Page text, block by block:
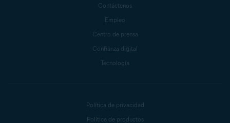
Contáctenos
Empleo
Centro de prensa
Confianza digital
Tecnología
Política de privacidad
Política de productos